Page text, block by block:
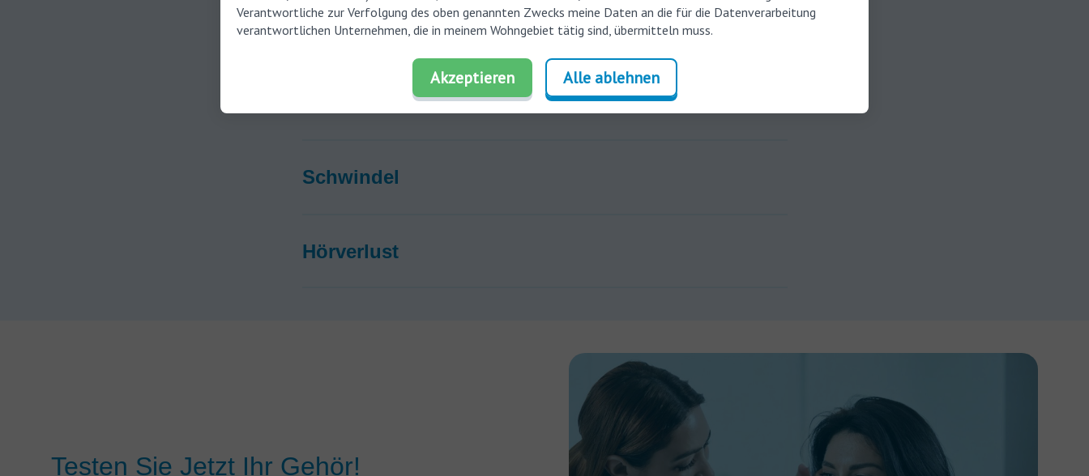
Pulsatiler Tinnitus
Druckgefühl oder Schmerzen im Ohr
Schwindel
Hörverlust
Testen Sie Jetzt Ihr Gehör!
Verantwortliche zur Verfolgung des oben genannten Zwecks meine Daten an die für die Datenverarbeitung
verantwortlichen Unternehmen, die in meinem Wohngebiet tätig sind, übermitteln muss.
Akzeptieren Alle ablehnen